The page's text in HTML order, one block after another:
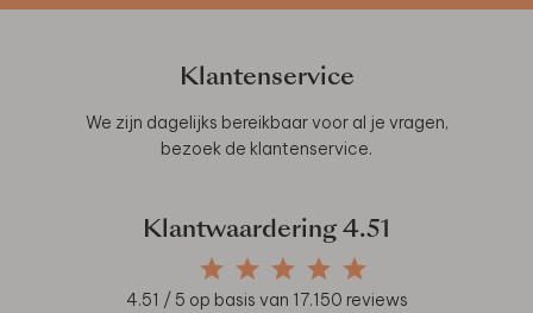
Klantenservice
We zijn dagelijks bereikbaar voor al je vragen,
bezoek de klantenservice.
Klantwaardering 4.51
4.51 / 5 op basis van 17.150 reviews